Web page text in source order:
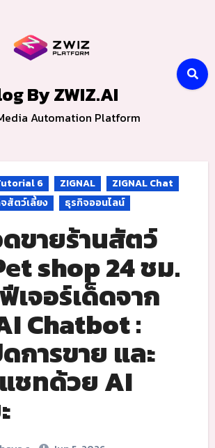
By ZWIZ.AI
Automation Platform
6 ZIGNAL
ZIGNAL Chat
สัตว์เลี้ยง ธุรกิจออนไลน์
ขายร้านสัตว์
shop 24 ชม.
เจอร์เด็ดจาก
Chatbot :
การขาย และ
ชทด้วย AI